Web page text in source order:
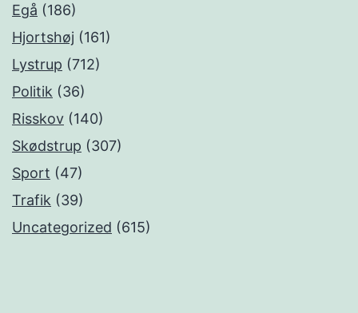
Egå (186)
Hjortshøj (161)
Lystrup (712)
Politik (36)
Risskov (140)
Skødstrup (307)
Sport (47)
Trafik (39)
Uncategorized (615)